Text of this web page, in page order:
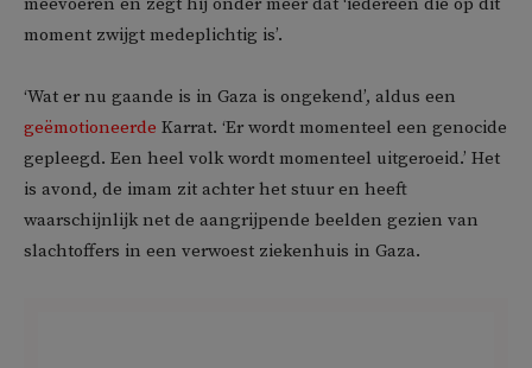
moment zwijgt medeplichtig is’.
‘Wat er nu gaande is in Gaza is ongekend’, aldus een
geëmotioneerde Karrat. ‘Er wordt momenteel een genocide
gepleegd. Een heel volk wordt momenteel uitgeroeid.’ Het
is avond, de imam zit achter het stuur en heeft
waarschijnlijk net de aangrijpende beelden gezien van
slachtoffers in een verwoest ziekenhuis in Gaza.